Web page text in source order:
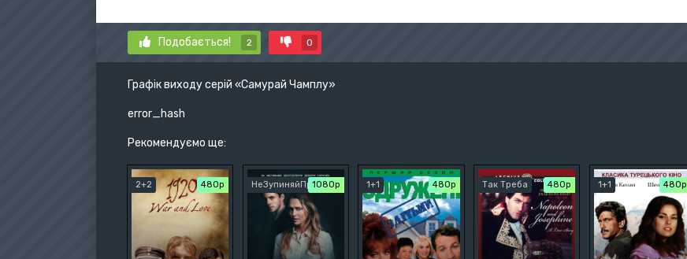
Подобається! 2 0
Графік виходу серій «Самурай Чамплу»
error_hash
Рекомендуємо ще:
2+2 480р НеЗупиняйПр 1080p 1+1 480р Так Треба 480р 1+1 480р